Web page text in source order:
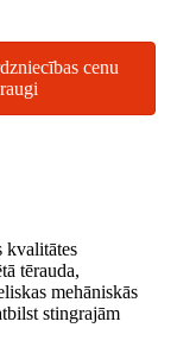
cenu
kvalitātes
tērauda,
mehāniskās
stingrajām